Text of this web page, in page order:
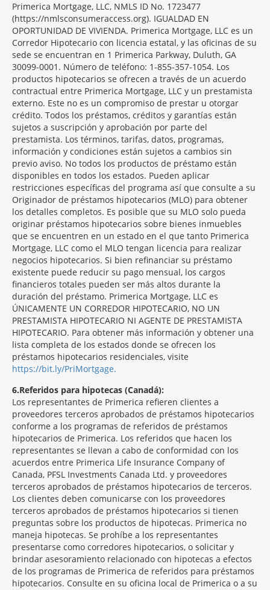
Primerica Mortgage, LLC, NMLS ID No. 1723477
(https://nmlsconsumeraccess.org). IGUALDAD EN
OPORTUNIDAD DE VIVIENDA. Primerica Mortgage, LLC es un
Corredor Hipotecario con licencia estatal, y las oficinas de su
sede se encuentran en 1 Primerica Parkway, Duluth, GA
30099-0001. Número de teléfono: 1-855-357-1054. Los
productos hipotecarios se ofrecen a través de un acuerdo
contractual entre Primerica Mortgage, LLC y un prestamista
externo. Este no es un compromiso de prestar u otorgar
crédito. Todos los préstamos, créditos y garantías están
sujetos a suscripción y aprobación por parte del
prestamista. Los términos, tarifas, datos, programas,
información y condiciones están sujetos a cambios sin
previo aviso. No todos los productos de préstamo están
disponibles en todos los estados. Pueden aplicar
restricciones específicas del programa así que consulte a su
Originador de préstamos hipotecarios (MLO) para obtener
los detalles completos. Es posible que su MLO solo pueda
originar préstamos hipotecarios sobre bienes inmuebles
que se encuentren en un estado en el que tanto Primerica
Mortgage, LLC como el MLO tengan licencia para realizar
negocios hipotecarios. Si bien refinanciar su préstamo
existente puede reducir su pago mensual, los cargos
financieros totales pueden ser más altos durante la
duración del préstamo. Primerica Mortgage, LLC es
ÚNICAMENTE UN CORREDOR HIPOTECARIO, NO UN
PRESTAMISTA HIPOTECARIO NI AGENTE DE PRESTAMISTA
HIPOTECARIO. Para obtener más información y obtener una
lista completa de los estados donde se ofrecen los
préstamos hipotecarios residenciales, visite
https://bit.ly/PriMortgage.
6 Referidos para hipotecas (Canadá):
Los representantes de Primerica refieren clientes a
proveedores terceros aprobados de préstamos hipotecarios
conforme a los programas de referidos de préstamos
hipotecarios de Primerica. Los referidos que hacen los
representantes se llevan a cabo de conformidad con los
acuerdos entre Primerica Life Insurance Company of
Canada, PFSL Investments Canada Ltd. y proveedores
terceros aprobados de préstamos hipotecarios de terceros.
Los clientes deben comunicarse con los proveedores
terceros aprobados de préstamos hipotecarios si tienen
preguntas sobre los productos de hipotecas. Primerica no
maneja hipotecas. Se prohíbe a los representantes
presentarse como corredores hipotecarios, o solicitar y
brindar asesoramiento relacionado con hipotecas a efectos
de los programas de Primerica de referidos para préstamos
hipotecarios. Consulte en su oficina local de Primerica o a su